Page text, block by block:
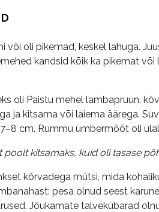
või oli pikemad, keskel lahuga.
kandsid kõik ka pikemat
oli Paistu mehel lambapruun,
ja kitsama või laiema äärega.
cm. Rummu ümbermõõt oli
kitsamaks, kuid oli tasase
kõrvadega mütsi, mida
pesa olnud seest
Jõukamate talvekübarad